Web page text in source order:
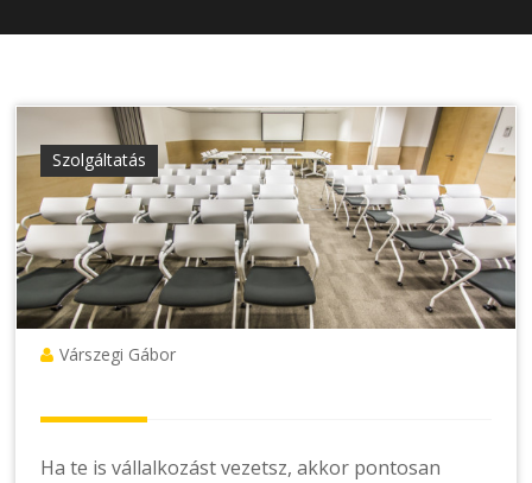
Szolgáltatás
Várszegi Gábor
Ha te is vállalkozást vezetsz, akkor pontosan